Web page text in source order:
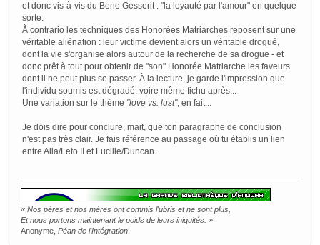
et donc vis-à-vis du Bene Gesserit : "la loyauté par l'amour" en quelque
sorte.
À contrario les techniques des Honorées Matriarches reposent sur une
véritable aliénation : leur victime devient alors un véritable drogué,
dont la vie s'organise alors autour de la recherche de sa drogue - et
donc prêt à tout pour obtenir de "son" Honorée Matriarche les faveurs
dont il ne peut plus se passer. À la lecture, je garde l'impression que
l'individu soumis est dégradé, voire même fichu après...
Une variation sur le thème "love vs. lust", en fait...
Je dois dire pour conclure, mait, que ton paragraphe de conclusion
n'est pas très clair. Je fais référence au passage où tu établis un lien
entre Alia/Leto II et Lucille/Duncan.
« Nos pères et nos mères ont commis l'ubris et ne sont plus,
Et nous portons maintenant le poids de leurs iniquités. »
Anonyme, Péan de l'Intégration